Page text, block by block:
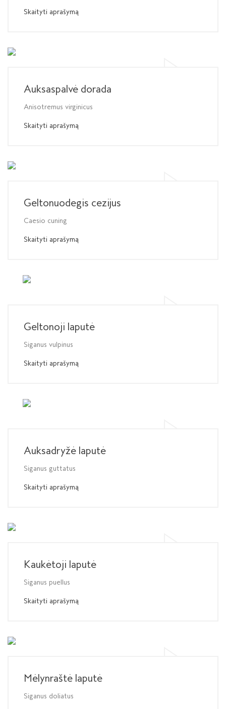
Skaityti aprašymą
Auksaspalvė dorada
Anisotremus virginicus
Skaityti aprašymą
Geltonuodegis cezijus
Caesio cuning
Skaityti aprašymą
Geltonoji laputė
Siganus vulpinus
Skaityti aprašymą
Auksadryžė laputė
Siganus guttatus
Skaityti aprašymą
Kaukėtoji laputė
Siganus puellus
Skaityti aprašymą
Mėlynraštė laputė
Siganus doliatus